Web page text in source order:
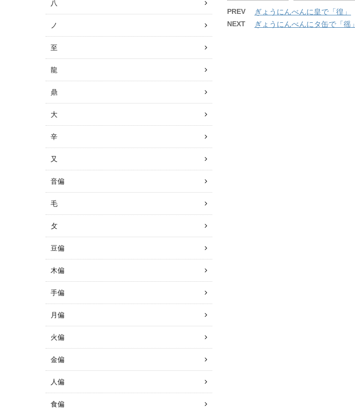
PREV ぎょうにんべんに皇で「徨」
NEXT ぎょうにんべんにタ缶で「徭」
八
ノ
至
龍
鼎
大
辛
又
音偏
毛
攵
豆偏
木偏
手偏
月偏
火偏
金偏
人偏
食偏